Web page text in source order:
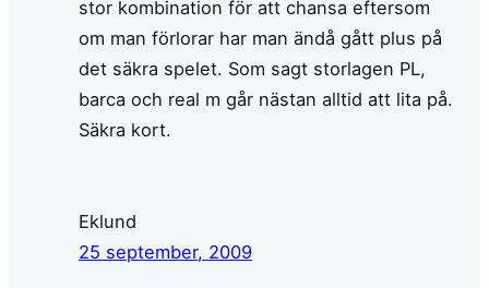
stor kombination för att chansa eftersom
om man förlorar har man ändå gått plus på
det säkra spelet. Som sagt storlagen PL,
barca och real m går nästan alltid att lita på.
Säkra kort.
Eklund
25 september, 2009